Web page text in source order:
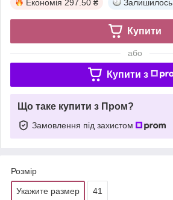
Економія 297.50 ₴ Залишилось
Купити
або
Купити з
Що таке купити з Пром?
Замовлення під захистом
Розмір
Укажите размер 41